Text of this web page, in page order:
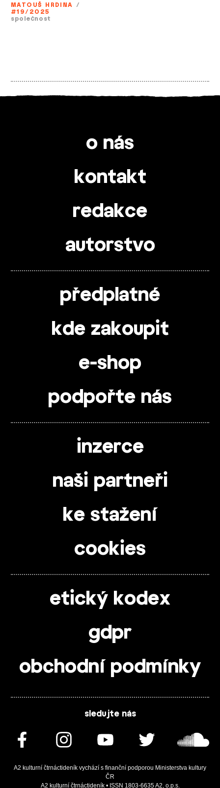
MATOUŠ HRDINA /
#19/2025
společnost
o nás
kontakt
redakce
autorstvo
předplatné
kde zakoupit
e-shop
podpořte nás
inzerce
naši partneři
ke stažení
cookies
etický kodex
gdpr
obchodní podmínky
sledujte nás
A2 kulturní čtrnáctideník vychází s finanční podporou Ministerstva kultury
ČR
A2 kulturní čtrnáctideník • ISSN 1803-6635 A2, o.p.s.